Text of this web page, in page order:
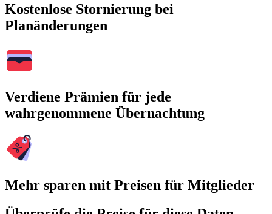
Kostenlose Stornierung bei
Planänderungen
Verdiene Prämien für jede
wahrgenommene Übernachtung
Mehr sparen mit Preisen für Mitglieder